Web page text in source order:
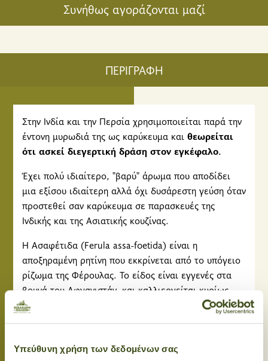
Υπεύθυνη χρήση των δεδομένων σας
Συνήθως αγοράζονται μαζί
ΠΕΡΙΓΡΑΦΗ
Στην Ινδία και την Περσία χρησιμοποιείται παρά την
έντονη μυρωδιά της ως καρύκευμα και θεωρείται
ότι ασκεί διεγερτική δράση στον εγκέφαλο.
Έχει πολύ ιδιαίτερο, "βαρύ" άρωμα που αποδίδει
μια εξίσου ιδιαίτερη αλλά όχι δυσάρεστη γεύση όταν
προστεθεί σαν καρύκευμα σε παρασκευές της
Ινδικής και της Ασιατικής κουζίνας.
H Ασαφέτιδα (Ferula assa-foetida) είναι η
αποξηραμένη ρητίνη που εκκρίνεται από το υπόγειο
ρίζωμα της Φέρουλας. Το είδος είναι εγγενές στα
βουνά του Αφγανιστάν, και καλλιεργείται κυρίως
στην Ινδία. Η ονομασία ασαφέτιδα προέρχεται από
θειώδη οσμή του φυτού. Όπως υποδηλώνει το